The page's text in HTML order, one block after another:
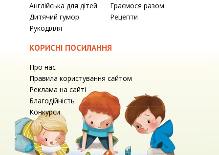
Англійська для дітей
Граємося разом
Дитячий гумор
Рецепти
Рукоділля
КОРИСНІ ПОСИЛАННЯ
Про нас
Правила користування сайтом
Реклама на сайті
Благодійність
Конкурси